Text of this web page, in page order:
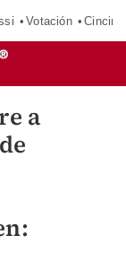
Votación
a